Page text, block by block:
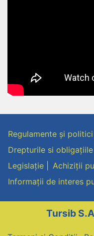
Regulamente și politici
Drepturile si
Legislație
Achiziții
Informații de interes
Tursib